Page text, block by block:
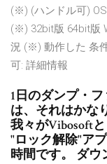
(※) (ハンドル可)
(※) 32bit版 64bit版
況 (※) 動作した 条
可: 詳細情報
1日のダンプ・
は、それはかな
我々がVibosoft
"ロック解除"ア
時間です。 ダウ